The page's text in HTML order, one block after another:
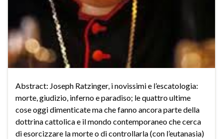
Abstract: Joseph Ratzinger, i novissimi e l’escatologia:
morte, giudizio, inferno e paradiso; le quattro ultime
cose oggi dimenticate ma che fanno ancora parte della
dottrina cattolica e il mondo contemporaneo che cerca
di esorcizzare la morte o di controllarla (con l’eutanasia)